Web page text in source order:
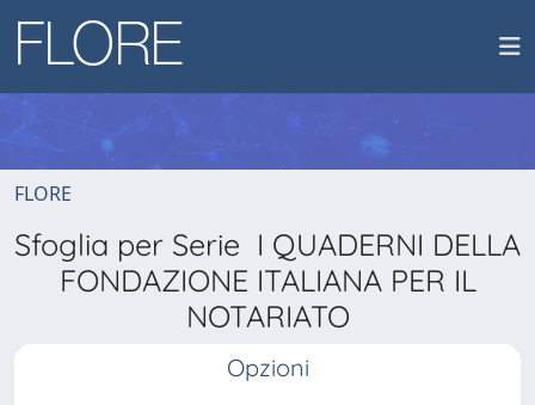
FLORE
Sfoglia per Serie I QUADERNI DELLA
FONDAZIONE ITALIANA PER IL
NOTARIATO
Opzioni